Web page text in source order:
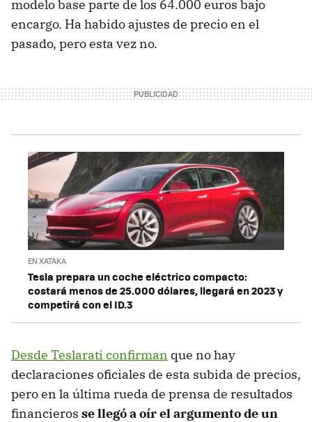
modelo base parte de los 64.000 euros bajo
encargo. Ha habido ajustes de precio en el
pasado, pero esta vez no.
EN XATAKA
Tesla prepara un coche eléctrico compacto:
costará menos de 25.000 dólares, llegará en 2023 y
competirá con el ID.3
Desde Teslarati confirman que no hay
declaraciones oficiales de esta subida de precios,
pero en la última rueda de prensa de resultados
financieros se llegó a oír el argumento de un